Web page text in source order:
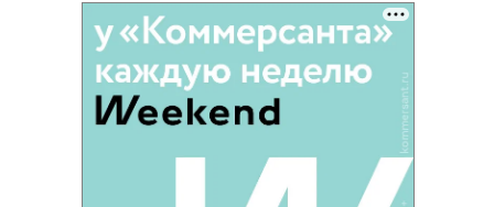
Новости партнеров
ВСУ точно получат десятки тысяч новых
солдат
Путин озвучил итоговый план СВО
Зеленский неожиданно высказался о
возвращении Крыма